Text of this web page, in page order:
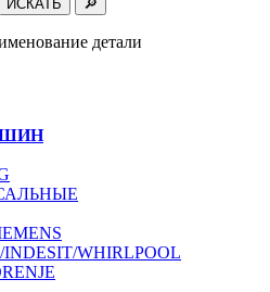
детали
INDESIT/WHIRLPOOL